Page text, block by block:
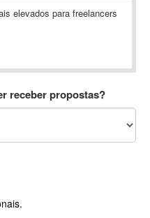
elevados para freelancers
receber propostas?